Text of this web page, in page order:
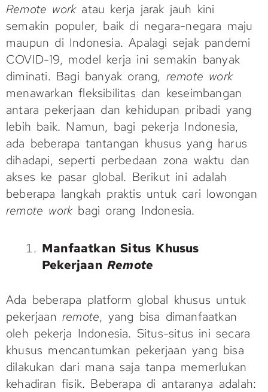
Remote workatau kerja jarak jauh kini
semakin populer, baik di negara-negara maju
maupun di Indonesia. Apalagi sejak pandemi
COVID-19, model kerja ini semakin banyak
diminati. Bagi banyak orang, remote work
menawarkan fleksibilitas dan keseimbangan
antara pekerjaan dan kehidupan pribadi yang
lebih baik. Namun, bagi pekerja Indonesia,
ada beberapa tantangan khusus yang harus
dihadapi, seperti perbedaan zona waktu dan
akses ke pasar global. Berikut ini adalah
beberapa langkah praktis untuk cari lowongan
remote workbagi orang Indonesia.
Manfaatkan Situs Khusus
Pekerjaan Remote
Ada beberapa platform global khusus untuk
pekerjaan remote, yang bisa dimanfaatkan
oleh pekerja Indonesia. Situs-situs ini secara
khusus mencantumkan pekerjaan yang bisa
dilakukan dari mana saja tanpa memerlukan
kehadiran fisik. Beberapa di antaranya adalah: